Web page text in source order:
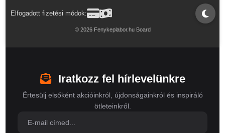
Elfogadott fizetési módok:
© 2026 Fenykeplabor.hu Board
Iratkozz fel hírlevelünkre
Értesülj elsőként akcióinkról, újdonságainkról és inspiráló
ötleteinkről.